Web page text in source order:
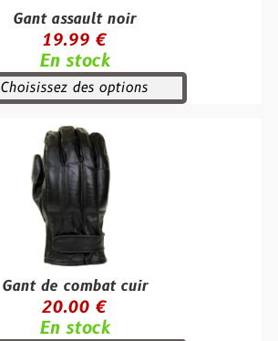
Gant assault noir
19.99 €
En stock
Choisissez des options
Gant de combat cuir
20.00 €
En stock